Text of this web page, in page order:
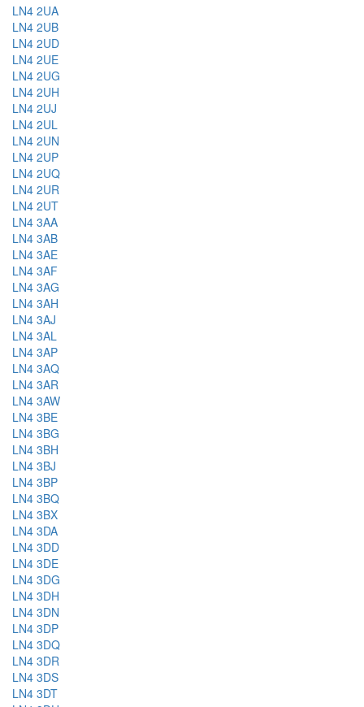
LN4 2UA
LN4 2UB
LN4 2UD
LN4 2UE
LN4 2UG
LN4 2UH
LN4 2UJ
LN4 2UL
LN4 2UN
LN4 2UP
LN4 2UQ
LN4 2UR
LN4 2UT
LN4 3AA
LN4 3AB
LN4 3AE
LN4 3AF
LN4 3AG
LN4 3AH
LN4 3AJ
LN4 3AL
LN4 3AP
LN4 3AQ
LN4 3AR
LN4 3AW
LN4 3BE
LN4 3BG
LN4 3BH
LN4 3BJ
LN4 3BP
LN4 3BQ
LN4 3BX
LN4 3DA
LN4 3DD
LN4 3DE
LN4 3DG
LN4 3DH
LN4 3DN
LN4 3DP
LN4 3DQ
LN4 3DR
LN4 3DS
LN4 3DT